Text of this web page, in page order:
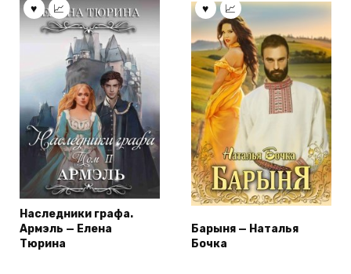
Наследники графа.
Армэль — Елена
Тюрина
Барыня — Наталья
Бочка